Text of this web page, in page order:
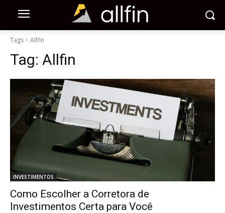
Tags Allfin
Tag: Allfin
INVESTIMENTOS
Como Escolher a Corretora de
Investimentos Certa para Você